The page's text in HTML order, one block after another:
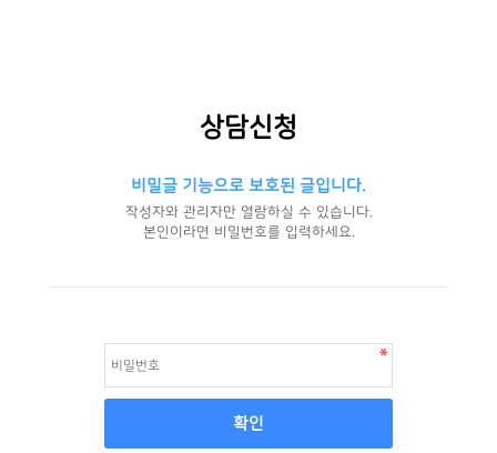
상담신청
비밀글 기능으로 보호된 글입니다.
작성자와 관리자만 열람하실 수 있습니다.
본인이라면 비밀번호를 입력하세요.